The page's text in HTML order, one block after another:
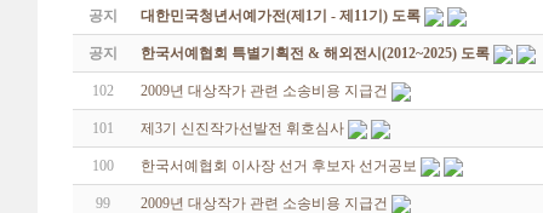
공지 대한민국청년서예가전(제1기 - 제11기) 도록
공지 한국서예협회 특별기획전 & 해외전시(2012~2025) 도록
102 2009년 대상작가 관련 소송비용 지급건
101 제3기 신진작가선발전 휘호심사
100 한국서예협회 이사장 선거 후보자 선거공보
99 2009년 대상작가 관련 소송비용 지급건